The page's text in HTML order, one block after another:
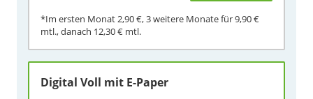
*Im ersten Monat2,90 €, 3 weitere Monate für9,90 €
mtl., danach 12,30 € mtl.
Digital Voll mit E-Paper